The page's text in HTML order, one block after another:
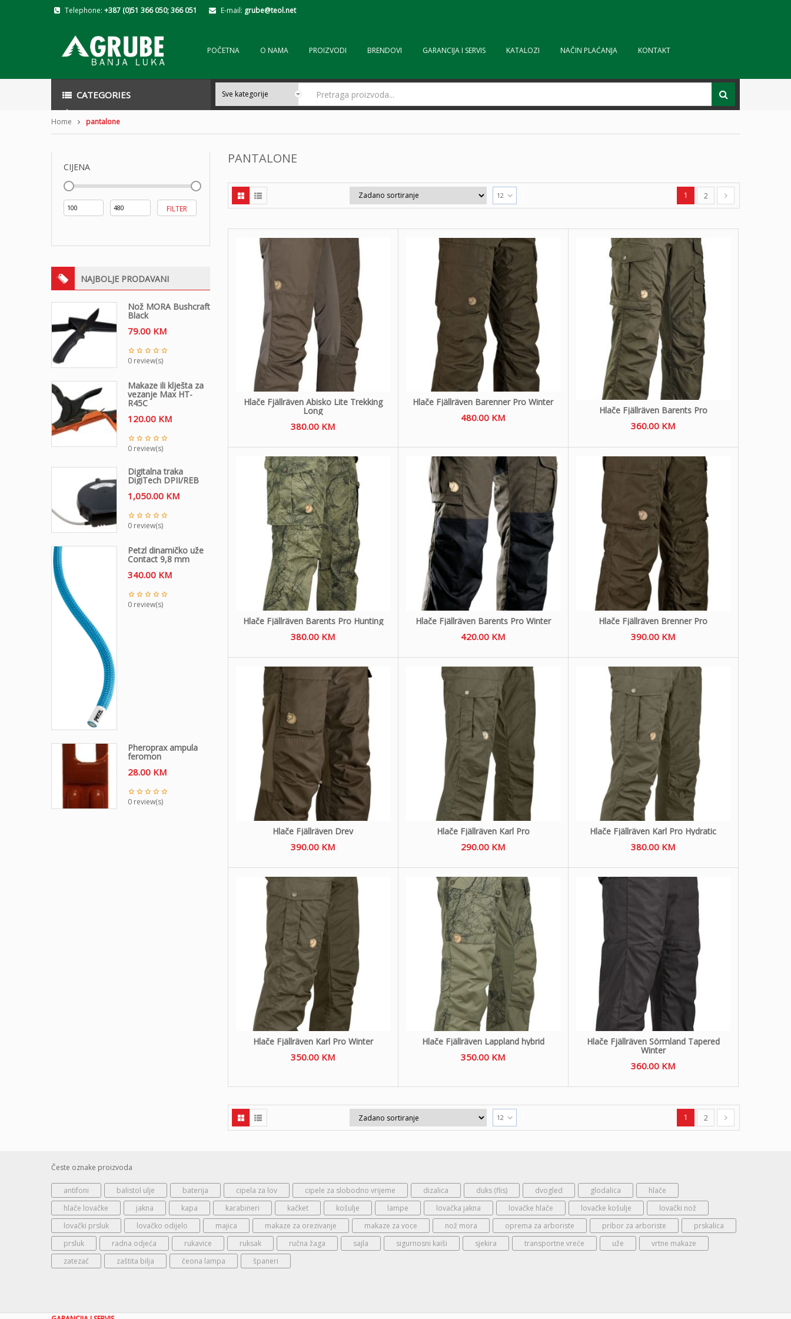
Telephone: +387 (0)51 366 050; 366 051 E-mail: grube@teol.net
POČETNA O NAMA PROIZVODI BRENDOVI GARANCIJA I SERVIS KATALOZI NAČIN PLAĆANJA KONTAKT
CATEGORIES
Home pantalone
CIJENA
FILTER
NAJBOLJE PRODAVANI
Nož MORA Bushcraft
Black
79.00 KM
0 review(s)
Makaze ili klješta za
vezanje Max HT-
R45C
120.00 KM
0 review(s)
Digitalna traka
DigiTech DPII/REB
1,050.00 KM
0 review(s)
Petzl dinamičko uže
Contact 9,8 mm
340.00 KM
0 review(s)
Pheroprax ampula
feromon
28.00 KM
0 review(s)
PANTALONE
12 1 2
Hlače Fjällräven Abisko Lite Trekking
Long
380.00 KM
Hlače Fjällräven Barenner Pro Winter
480.00 KM
Hlače Fjällräven Barents Pro
360.00 KM
Hlače Fjällräven Barents Pro Hunting
380.00 KM
Hlače Fjällräven Barents Pro Winter
420.00 KM
Hlače Fjällräven Brenner Pro
390.00 KM
Hlače Fjällräven Drev
390.00 KM
Hlače Fjällräven Karl Pro
290.00 KM
Hlače Fjällräven Karl Pro Hydratic
380.00 KM
Hlače Fjällräven Karl Pro Winter
350.00 KM
Hlače Fjällräven Lappland hybrid
350.00 KM
Hlače Fjällräven Sörmland Tapered
Winter
360.00 KM
12 1 2
Česte oznake proizvoda
antifoni balistol ulje baterija cipela za lov cipele za slobodno vrijeme dizalica duks (flis) dvogled glodalica
hlače
hlače lovačke
jakna kapa karabineri kačket košulje lampe lovačka jakna lovačke hlače lovačke košulje
lovački nož
lovački prsluk
lovačko odijelo majica makaze za orezivanje makaze za voce nož mora oprema za arboriste pribor za arboriste
prskalica
prsluk
radna odjeća rukavice ruksak ručna žaga sajla sigurnosni kaiši sjekira transportne vreće uže
vrtne makaze
zatezač
zaštita bilja čeona lampa španeri